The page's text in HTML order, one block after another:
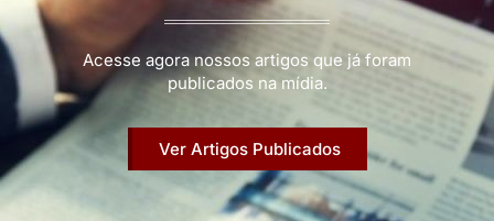
Acesse agora nossos artigos que já foram
publicados na mídia.
Ver Artigos Publicados